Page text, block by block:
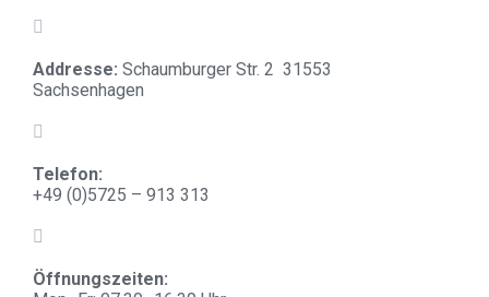
Addresse: Schaumburger Str. 2 31553
Sachsenhagen
Telefon:
+49 (0)5725 – 913 313
Öffnungszeiten: